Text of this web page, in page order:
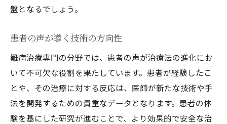
盤となるでしょう。
患者の声が導く技術の方向性
難病治療専門の分野では、患者の声が治療法の進化にお
いて不可欠な役割を果たしています。患者が経験したこ
とや、その治療に対する反応は、医師が新たな技術や手
法を開発するための貴重なデータとなります。患者の体
験を基にした研究が進むことで、より効果的で安全な治